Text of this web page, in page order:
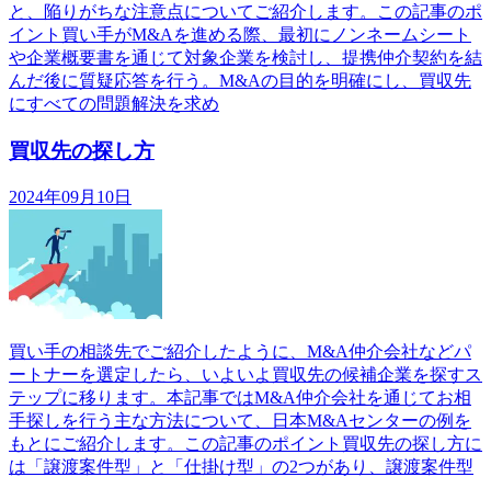
と、陥りがちな注意点についてご紹介します。この記事のポ
イント買い手がM&Aを進める際、最初にノンネームシート
や企業概要書を通じて対象企業を検討し、提携仲介契約を結
んだ後に質疑応答を行う。M&Aの目的を明確にし、買収先
にすべての問題解決を求め
買収先の探し方
2024年09月10日
買い手の相談先でご紹介したように、M&A仲介会社などパ
ートナーを選定したら、いよいよ買収先の候補企業を探すス
テップに移ります。本記事ではM&A仲介会社を通じてお相
手探しを行う主な方法について、日本M&Aセンターの例を
もとにご紹介します。この記事のポイント買収先の探し方に
は「譲渡案件型」と「仕掛け型」の2つがあり、譲渡案件型